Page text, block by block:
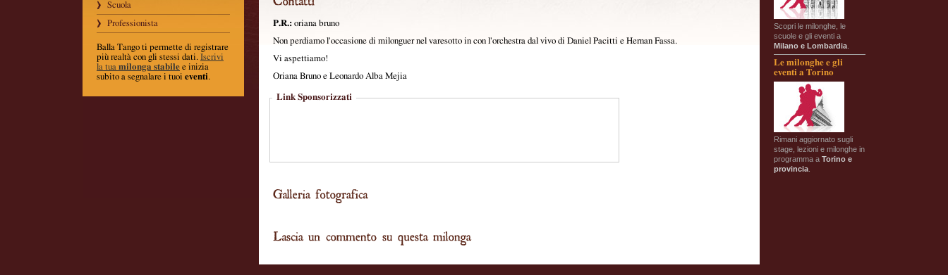
Scopri le milonghe, le
scuole e gli eventi a
Milano e Lombardia
Le milonghe e gli
eventi a Torino
Rimani aggiornato sugli
stage, lezioni e milonghe in
programma a Torino e
provincia
Scuola
Professionista
Balla Tango ti permette di registrare
più realtà con gli stessi dati. Iscrivi
la tua milonga stabile e inizia
subito a segnalare i tuoi eventi.
P.R.: oriana bruno
Non perdiamo l'occasione di milonguer nel varesotto in con l'orchestra dal vivo di Daniel Pacitti e Hernan Fassa.
Vi aspettiamo!
Oriana Bruno e Leonardo Alba Mejia
Link Sponsorizzati